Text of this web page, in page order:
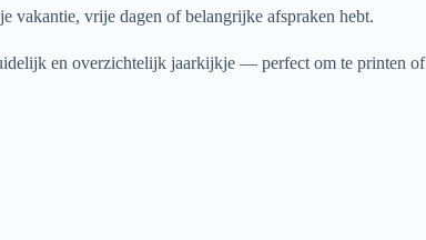
vakantie, vrije dagen of belangrijke afspraken hebt.
en overzichtelijk jaarkijkje — perfect om te printen of